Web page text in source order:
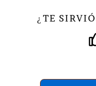
¿ TE